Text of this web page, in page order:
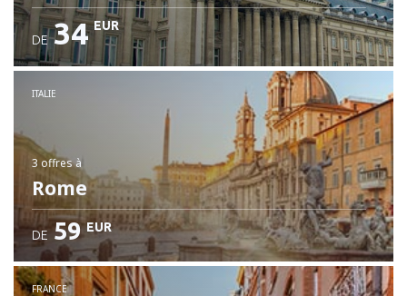
DE 34 EUR
ITALIE
3 offresà
Rome
DE 59 EUR
FRANCE